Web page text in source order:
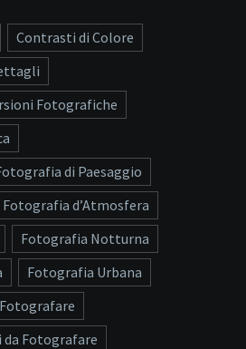
Contrasti di Colore
Fotografiche
di Paesaggio
Fotografia d’Atmosfera
Fotografia Notturna
Fotografia Urbana
da Fotografare